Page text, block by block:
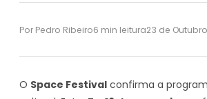
Por Pedro Ribeiro6 min leitura23 de
O Space Festival confirma a